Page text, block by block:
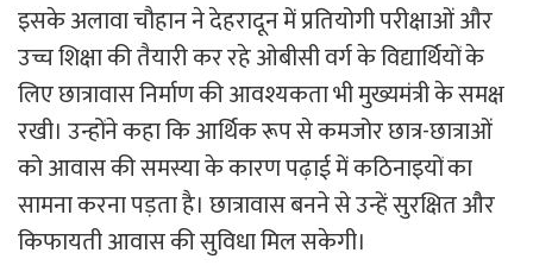
इसके अलावा चौहान ने देहरादून में प्रतियोगी परीक्षाओं और
उच्च शिक्षा की तैयारी कर रहे ओबीसी वर्ग के विद्यार्थियों के
लिए छात्रावास निर्माण की आवश्यकता भी मुख्यमंत्री के समक्ष
रखी। उन्होंने कहा कि आर्थिक रूप से कमजोर छात्र-छात्राओं
को आवास की समस्या के कारण पढ़ाई में कठिनाइयों का
सामना करना पड़ता है। छात्रावास बनने से उन्हें सुरक्षित और
किफायती आवास की सुविधा मिल सकेगी।